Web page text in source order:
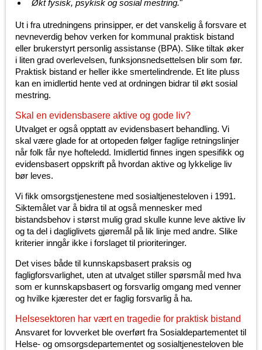
Økt fysisk, psykisk og sosial mestring."
Ut i fra utredningens prinsipper, er det vanskelig å forsvare et
nevneverdig behov verken for kommunal praktisk bistand
eller brukerstyrt personlig assistanse (BPA). Slike tiltak øker
i liten grad overlevelsen, funksjonsnedsettelsen blir som før.
Praktisk bistand er heller ikke smertelindrende. Et lite pluss
kan en imidlertid hente ved at ordningen bidrar til økt sosial
mestring.
Skal en evidensbasere aktive og gode liv?
Utvalget er også opptatt av evidensbasert behandling. Vi
skal være glade for at ortopeden følger faglige retningslinjer
når folk får nye hofteledd. Imidlertid finnes ingen spesifikk og
evidensbasert oppskrift på hvordan aktive og lykkelige liv
bør leves.
Vi fikk omsorgstjenestene med sosialtjenesteloven i 1991.
Siktemålet var å bidra til at også mennesker med
bistandsbehov i størst mulig grad skulle kunne leve aktive liv
og ta del i dagliglivets gjøremål på lik linje med andre. Slike
kriterier inngår ikke i forslaget til prioriteringer.
Det vises både til kunnskapsbasert praksis og
fagligforsvarlighet, uten at utvalget stiller spørsmål med hva
som er kunnskapsbasert og forsvarlig omgang med venner
og hvilke kjærester det er faglig forsvarlig å ha.
Helsesektoren har vært en tragedie for praktisk bistand
Ansvaret for lovverket ble overført fra Sosialdepartementet til
Helse- og omsorgsdepartementet og sosialtjenesteloven ble